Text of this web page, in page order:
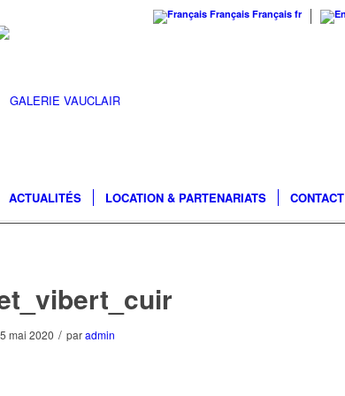
Français Français fr
ACTUALITÉS LOCATION & PARTENARIATS CONTACT
5 mai 2020 / paradmin